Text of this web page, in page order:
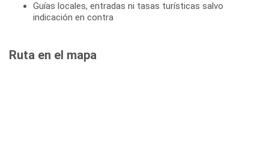
Guías locales, entradas ni tasas turísticas salvo
indicación en contra
Ruta en el mapa